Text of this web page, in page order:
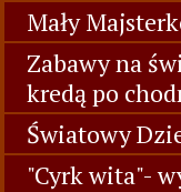
Mały
Zabawy na
kredą po
Światowy
"Cyrk wita"-